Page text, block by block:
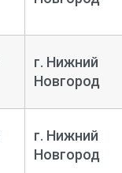
г. Нижний
Новгород
г. Нижний
Новгород